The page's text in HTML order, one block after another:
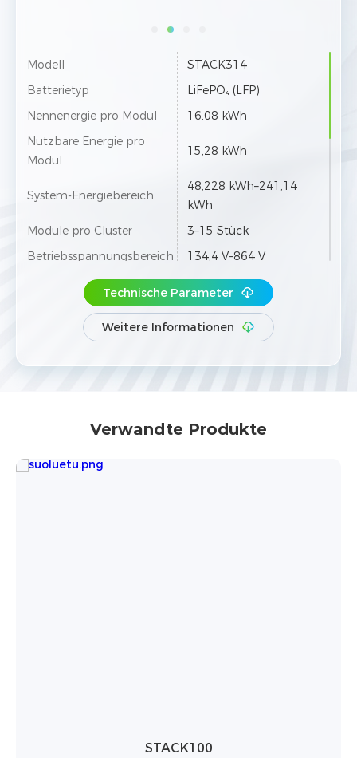
Modell
STACK314
Batterietyp
LiFePO₄ (LFP)
Nennenergie pro Modul
16,08 kWh
Nutzbare Energie pro
Modul
15,28 kWh
System-Energiebereich
48,228 kWh–241,14
kWh
Module pro Cluster
3–15 Stück
Betriebsspannungsbereich
134,4 V–864 V
Max. Dauer-Lade- und
Entladestrom
200 A
Entladetiefe
95%
Kabelfreies Stapeldesign
Sicherheitsausstattung
Integrierter Aerosol-
Kommunikation
Technische Parameter
Weitere Informationen
Verwandte Produkte
STACK100 Pro